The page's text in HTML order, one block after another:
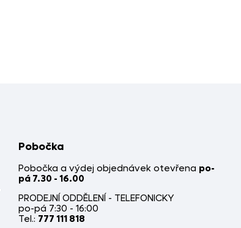
Pobočka
Pobočka a výdej objednávek otevřena po-
pá 7.30 - 16.00
PRODEJNÍ ODDĚLENÍ - TELEFONICKY
po-pá 7:30 - 16:00
Tel.: 777 111 818